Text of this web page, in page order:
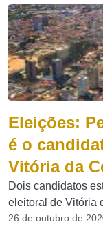
Eleições:
é o
Vitória da
Dois candidatos
eleitoral de Vitória
26 de outubro de